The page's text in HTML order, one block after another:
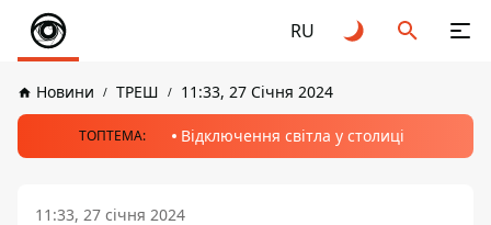
RU
Новини ТРЕШ 11:33, 27 Січня 2024
ТОПТЕМА: Відключення світла у столиці
11:33, 27 січня 2024